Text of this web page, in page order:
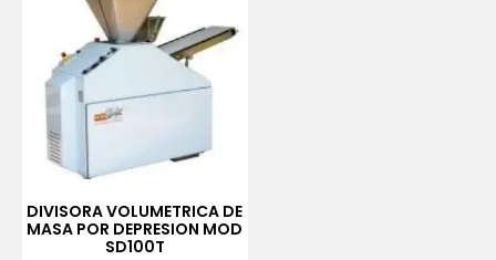
DIVISORA VOLUMETRICA DE
MASA POR DEPRESION MOD
SD100T